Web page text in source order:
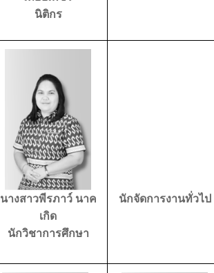
นิติกร
นางสาวพีรภาว์ นาค
เกิด
นักวิชาการศึกษา
นักจัดการงานทั่วไป